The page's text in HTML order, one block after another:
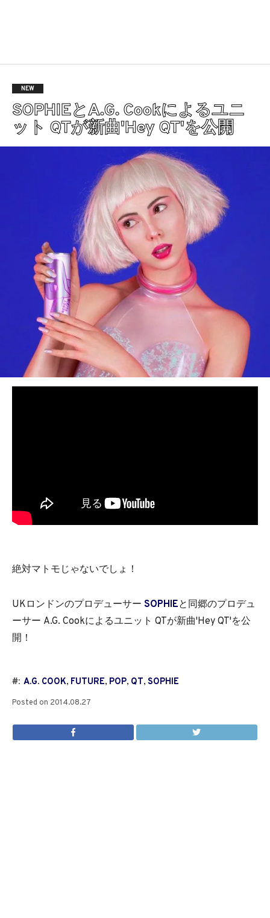
NEW
SOPHIEとA.G. Cookによるユニ
ット QTが新曲'Hey QT'を公開
絶対マトモじゃないでしょ！
UKロンドンのプロデューサー SOPHIEと同郷のプロデュ
ーサー A.G. Cookによるユニット QTが新曲'Hey QT'を公
開！
#: A.G. COOK, FUTURE, POP, QT, SOPHIE
Posted on 2014.08.27